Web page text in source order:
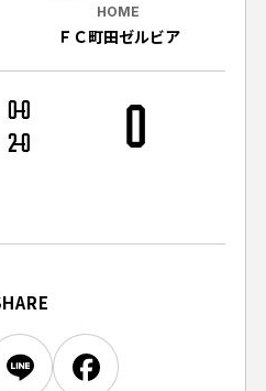
サービス
ラブ
プリプライバシーポリシー
HOME
ＦＣ町田ゼルビア
00
20 0